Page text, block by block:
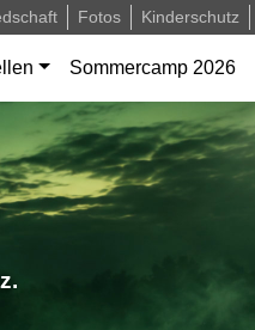
Fotos Kinderschutz
Sommercamp 2026